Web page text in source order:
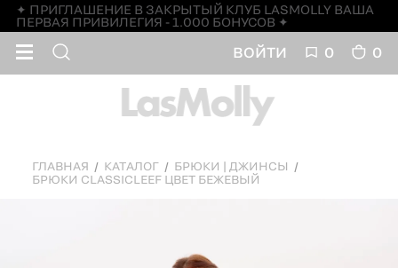
✦ ПРИГЛАШЕНИЕ В ЗАКРЫТЫЙ КЛУБ LASMOLLY ВАША
ПЕРВАЯ ПРИВИЛЕГИЯ - 1.000 БОНУСОВ ✦
ВОЙТИ 0 0
ГЛАВНАЯ КАТАЛОГ
БРЮКИ | ДЖИНСЫ
БРЮКИ CLASSICLEEF ЦВЕТ БЕЖЕВЫЙ